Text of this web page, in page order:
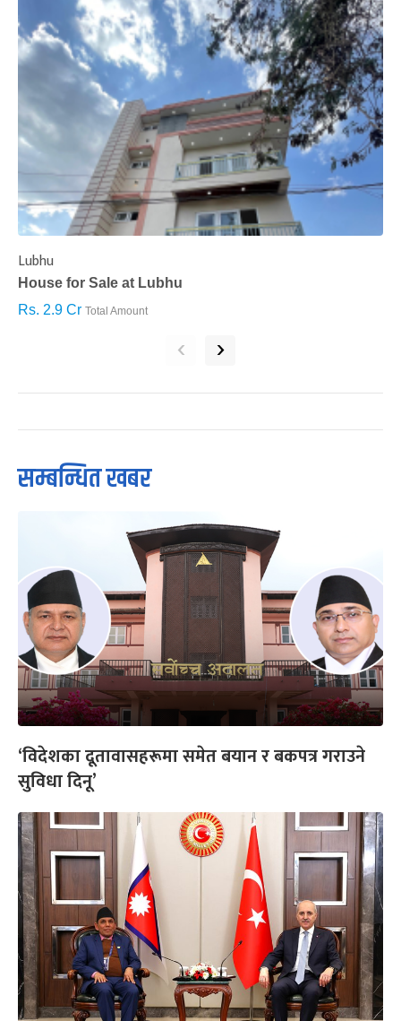
Lubhu
House for Sale at Lubhu
Rs. 2.9 Cr Total Amount
‹ ›
सम्बन्धित खबर
‘विदेशका दूतावासहरूमा समेत बयान र बकपत्र गराउने
सुविधा दिनू’